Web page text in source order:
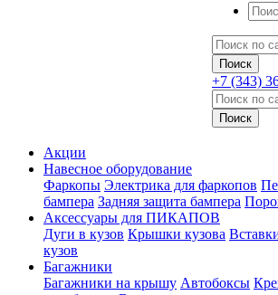
+7 (343)
Акции
Навесное оборудование
Фаркопы Электрика для фаркопов
бампера Задняя защита бампера
Аксессуары для ПИКАПОВ
Дуги в кузов Крышки кузова
кузов
Багажники
Багажники на крышу Автобоксы